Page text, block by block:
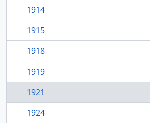
1914
1915
1918
1919
1921
1924